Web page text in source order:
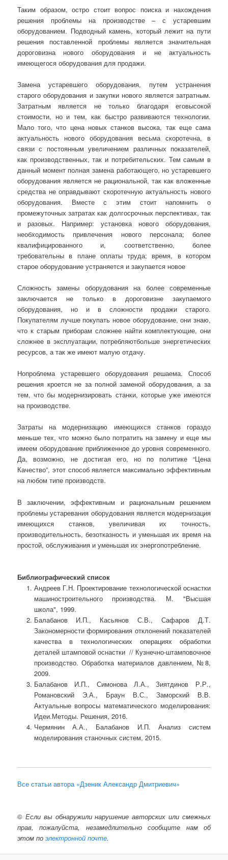
Таким образом, остро стоит вопрос поиска и нахождения
решения проблемы на производстве – с устаревшим
оборудованием. Подводный камень, который лежит на пути
решения поставленной проблемы является значительная
дороговизна нового оборудования и не актуальность
имеющегося оборудования для продажи.
Замена устаревшего оборудования, путем устранения
старого оборудования и закупки нового является затратным.
Затратным является не только благодаря еговысокой
стоимости, но и тем, как быстро развиваются технологии.
Мало того, что цена новых станков высока, так еще сама
актуальность нового оборудования весьма скоротечна, в
связи с постоянным увеличением различных показателей,
как производственных, так и потребительских. Тем самым в
данный момент полная замена работающего, но устаревшего
оборудования является не рациональной, так как вложенные
средства не оправдывают скоротечную актуальность нового
оборудования. Вместе с этим стоит напомнить о
промежуточных затратах как долгосрочных перспективах, так
и разовых. Например: установка нового оборудования,
необходимость привлечения нового персонала; более
квалифицированного и, соответственно, более
требовательны в плане оплаты труда; время, в котором
старое оборудование устраняется и закупается новое
Сложность замены оборудования на более современные
заключается не только в дороговизне закупаемого
оборудования, но и в сложности продажи старого.
Покупателям лучше покупать новое оборудование, они знаю,
что к старым приборам сложнее найти комплектующие, они
сложнее в эксплуатации, потребляютбольше энергетических
ресурсов, а так же имеют малую отдачу.
Нопроблема устаревшего оборудования решаема. Способ
решения кроется не за полной заменой оборудования, а за
тем, что бы модернизировать станки, которые уже имеются
на производстве.
Затраты на модернизацию имеющихся станков гораздо
меньше тех, что можно было потратить на замену и еще мы
имеем оборудование приближенное до уровня современного.
Да, возможно, не достигая его, но по политике “Цена
Качество”, этот способ является максимально эффективным
на любом типе производств.
В заключении, эффективным и рациональным решением
проблемы устаревания оборудования является модернизация
имеющихся станков, увеличивая их точность,
производительность, безотказность и уменьшая их время на
простой, обслуживания и уменьшая их энергопотребление.
Библиографический список
Андреев Г.Н. Проектирование технологической оснастки
машиностроительного производства. М. "Высшая
школа", 1999.
Балабанов И.П., Касьянов С.В., Сафаров Д.Т.
Закономерности формирования отклонений показателей
качества в технологических операциях обработки
деталей штамповой оснастки // Кузнечно-штамповочное
производство. Обработка материалов давлением, №8,
2009.
Балабанов И.П., Симонова Л.А., Зиятдинов Р.Р.,
Романовский Э.А., Браун В.С., Заморский В.В.
Актуальные вопросы математического моделирования:
Идеи.Методы. Решения, 2016.
Чермянин А.А., Балабанов И.П. Анализ систем
моделирования станочных систем, 2015.
Все статьи автора «Дзеник Александр Дмитриевич»
© Если вы обнаружили нарушение авторских или смежных
прав, пожалуйста, незамедлительно сообщите нам об
этом поэлектронной почте.